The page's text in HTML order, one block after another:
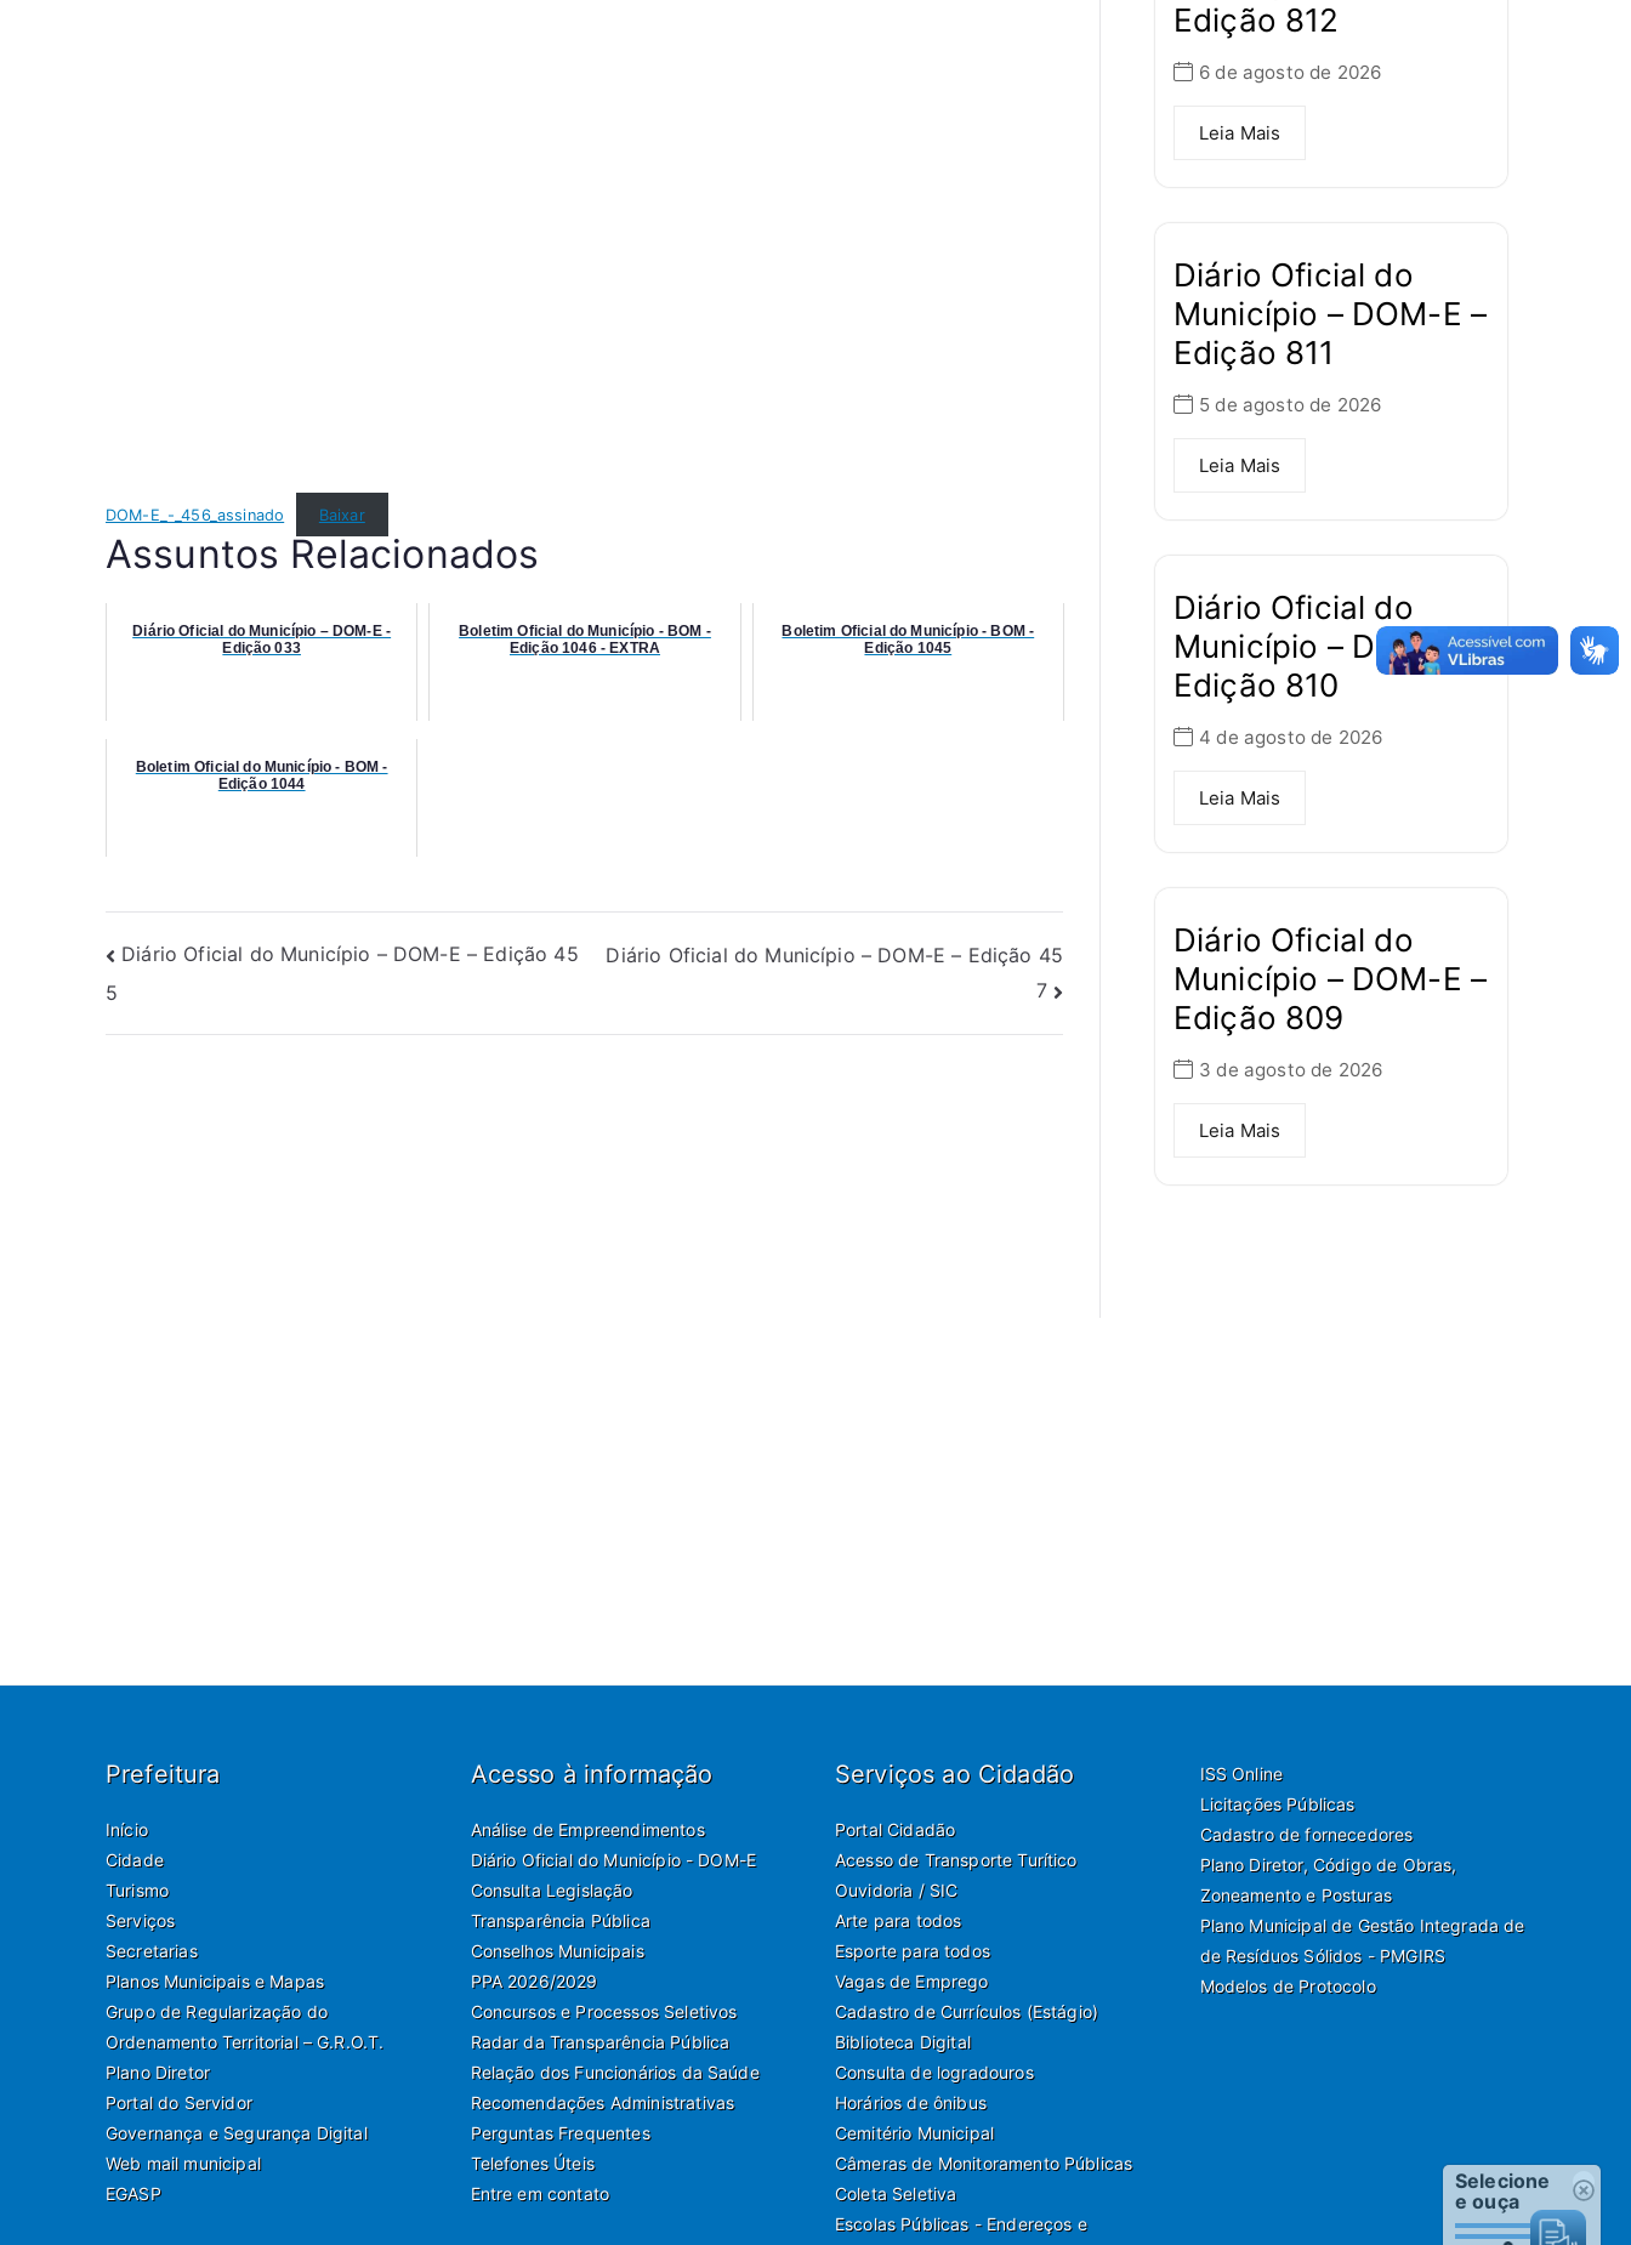
DOM-E_-_456_assinado Baixar
Assuntos Relacionados
Diário Oficial do Município – DOM-E -
Edição 033
Boletim Oficial do Município - BOM -
Edição 1046 - EXTRA
Boletim Oficial do Município - BOM -
Edição 1045
Boletim Oficial do Município - BOM -
Edição 1044
Diário Oficial do Município – DOM-E – Edição 45
5
Diário Oficial do Município – DOM-E – Edição 45
7
Edição 812
6 de agosto de 2026
Leia Mais
Diário Oficial do
Município – DOM-E –
Edição 811
5 de agosto de 2026
Leia Mais
Diário Oficial do
Município – DOM-E –
Edição 810
4 de agosto de 2026
Leia Mais
Diário Oficial do
Município – DOM-E –
Edição 809
3 de agosto de 2026
Leia Mais
Prefeitura
Início
Cidade
Turismo
Serviços
Secretarias
Planos Municipais e Mapas
Grupo de Regularização do
Ordenamento Territorial – G.R.O.T.
Plano Diretor
Portal do Servidor
Governança e Segurança Digital
Web mail municipal
EGASP
Acesso à informação
Análise de Empreendimentos
Diário Oficial do Município - DOM-E
Consulta Legislação
Transparência Pública
Conselhos Municipais
PPA 2026/2029
Concursos e Processos Seletivos
Radar da Transparência Pública
Relação dos Funcionários da Saúde
Recomendações Administrativas
Perguntas Frequentes
Telefones Úteis
Entre em contato
Serviços ao Cidadão
Portal Cidadão
Acesso de Transporte Turítico
Ouvidoria / SIC
Arte para todos
Esporte para todos
Vagas de Emprego
Cadastro de Currículos (Estágio)
Biblioteca Digital
Consulta de logradouros
Horários de ônibus
Cemitério Municipal
Câmeras de Monitoramento Públicas
Coleta Seletiva
Escolas Públicas - Endereços e
ISS Online
Licitações Públicas
Cadastro de fornecedores
Plano Diretor, Código de Obras,
Zoneamento e Posturas
Plano Municipal de Gestão Integrada de
de Resíduos Sólidos - PMGIRS
Modelos de Protocolo
Selecione
e ouça